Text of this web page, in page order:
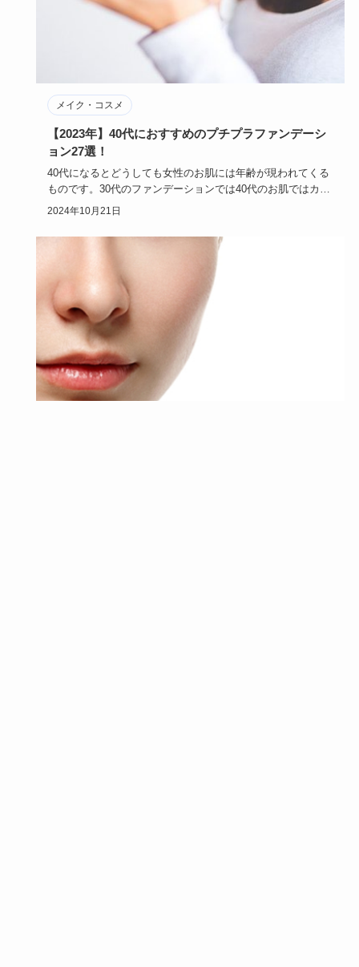
メイク・コスメ
【2023年】40代におすすめのプチプラファンデーシ
ョン27選！
40代になるとどうしても女性のお肌には年齢が現われてくる
ものです。30代のファンデーションでは40代のお肌ではカバ
ー力に欠…
2024年10月21日